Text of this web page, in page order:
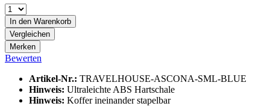
In den Warenkorb
Vergleichen
Merken
Bewerten
Artikel-Nr.: TRAVELHOUSE-ASCONA-SML-BLUE
Hinweis: Ultraleichte ABS Hartschale
Hinweis: Koffer ineinander stapelbar